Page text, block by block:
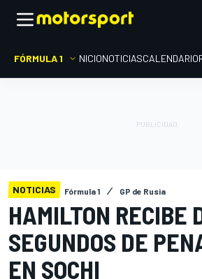
FÓRMULA 1 INICIONOTICIASCALENDARIO
NOTICIAS Fórmula 1 GP de Rusia
HAMILTON RECIBE
SEGUNDOS DE
EN SOCHI